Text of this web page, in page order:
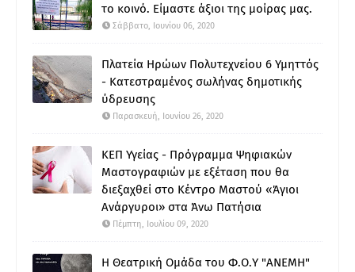
το κοινό. Είμαστε άξιοι της μοίρας μας.
Σάββατο, Ιουνίου 06, 2020
Πλατεία Ηρώων Πολυτεχνείου 6 Υμηττός
- Κατεστραμένος σωλήνας δημοτικής
ύδρευσης
Παρασκευή, Ιουνίου 26, 2020
ΚΕΠ Υγείας - Πρόγραμμα Ψηφιακών
Μαστογραφιών με εξέταση που θα
διεξαχθεί στο Κέντρο Μαστού «Άγιοι
Ανάργυροι» στα Άνω Πατήσια
Πέμπτη, Ιουλίου 09, 2020
Η Θεατρική Ομάδα του Φ.Ο.Υ "ΑΝΕΜΗ"